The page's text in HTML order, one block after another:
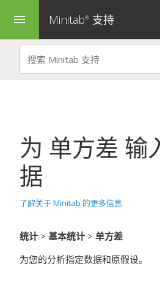
menu Minitab® 支持
为 单方差 输
据
了解关于 Minitab 的更多信息
统计 > 基本统计 > 单方差
为您的分析指定数据和原假设。